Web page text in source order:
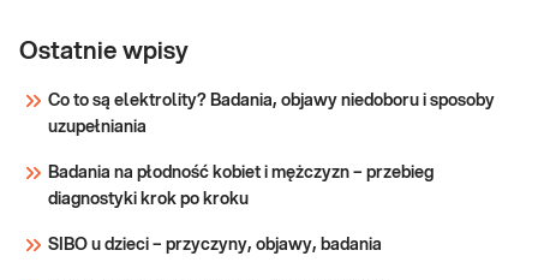
trzustki, dróg wątrobowo-żółciowych oraz
diagnostyce i postępowaniu z chorymi.
Ostatnie wpisy
Co to są elektrolity? Badania, objawy niedoboru i sposoby
uzupełniania
Badania na płodność kobiet i mężczyzn – przebieg
diagnostyki krok po kroku
SIBO u dzieci – przyczyny, objawy, badania